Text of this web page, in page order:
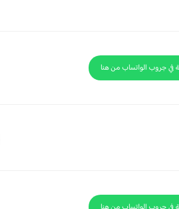
في جروب الواتساب من هنا